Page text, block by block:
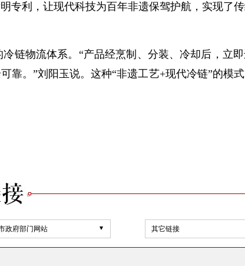
专利，让现代科技为百年非遗保驾护航，实现了
物流体系。“产品经烹制、分装、冷却后，立
。”刘阳玉说。这种“非遗工艺+现代冷链”的模
政府部门网站 其它链接